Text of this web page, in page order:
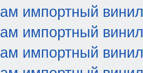
импортный винил
импортный винил
импортный винил